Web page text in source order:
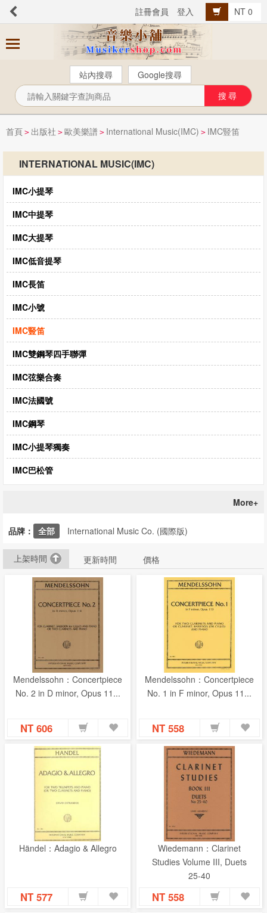
註冊會員 登入 NT 0
站內搜尋 Google搜尋
商
品
芬貝爾【中文版】
西樂曲譜
音樂叢書
Popular流行音樂
音樂考級
教材教具
樂器配件
總譜、樂團譜、爵士樂
CD‧DVD
禮品專區
出版社
日本樂譜
音樂繪本・故事
114年全國音樂比賽指定曲
中國民樂
首頁 > 出版社 > 歐美樂譜 > International Music(IMC) > IMC豎笛
INTERNATIONAL MUSIC(IMC)
IMC小提琴
IMC中提琴
IMC大提琴
IMC低音提琴
IMC長笛
IMC小號
IMC豎笛
IMC雙鋼琴四手聯彈
IMC弦樂合奏
IMC法國號
IMC鋼琴
IMC小提琴獨奏
IMC巴松管
More+
品牌： 全部 International Music Co. (國際版)
上架時間 更新時間 價格
Mendelssohn：Concertpiece
No. 2 in D minor, Opus 11...
NT 606
Mendelssohn：Concertpiece
No. 1 in F minor, Opus 11...
NT 558
Händel：Adagio & Allegro
NT 577
Wiedemann：Clarinet
Studies Volume III, Duets
25-40
NT 558